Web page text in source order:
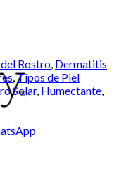
Rostro, Dermatitis
,Tipos de Piel
Solar, Humectante,